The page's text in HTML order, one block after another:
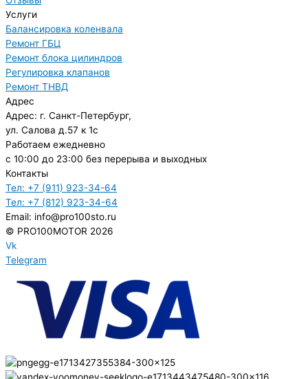
Услуги
Балансировка коленвала
Ремонт ГБЦ
Ремонт блока цилиндров
Регулировка клапанов
Ремонт ТНВД
Адрес
Адрес: г. Санкт-Петербург,
ул. Салова д.57 к 1с
Работаем ежедневно
с 10:00 до 23:00 без перерыва и выходных
Контакты
Тел: +7 (911) 923-34-64
Тел: +7 (812) 923-34-64
Email: info@pro100sto.ru
© PRO100MOTOR 2026
Vk
Telegram